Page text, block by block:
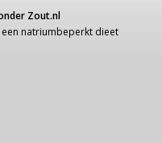
Zout.nl
natriumbeperkt dieet